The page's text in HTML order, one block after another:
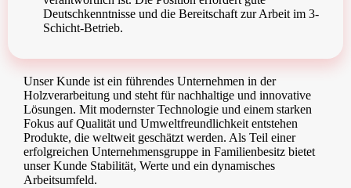
Deutschkenntnisse und die Bereitschaft zur Arbeit im 3-
Schicht-Betrieb.
Unser Kunde ist ein führendes Unternehmen in der
Holzverarbeitung und steht für nachhaltige und innovative
Lösungen. Mit modernster Technologie und einem starken
Fokus auf Qualität und Umweltfreundlichkeit entstehen
Produkte, die weltweit geschätzt werden. Als Teil einer
erfolgreichen Unternehmensgruppe in Familienbesitz bietet
unser Kunde Stabilität, Werte und ein dynamisches
Arbeitsumfeld.